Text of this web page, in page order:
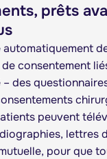
prêts
automatiquement
de consentement
des
peuvent
lettres
pour que